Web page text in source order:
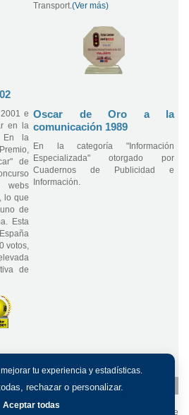
tu experiencia y estadísticas.
rechazar o personalizar.
Aceptar todas
Transport.(Ver más)
e
en la
En la
de
webs
lo que
de
Esta
votos,
de
Oscar de Oro a la
comunicación 1989
En la categoría "Información
Especializada" otorgado por
Cuadernos de Publicidad e
Información.
volver al índice